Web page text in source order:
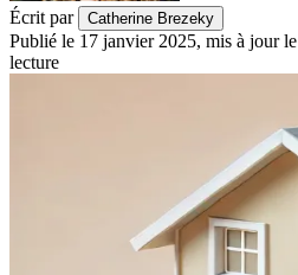
Écrit par Catherine Brezeky
Publié le 17 janvier 2025, mis à jour le
lecture